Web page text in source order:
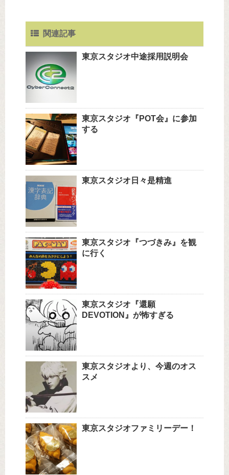
関連記事
東京スタジオ中途採用説明会
東京スタジオ『POT会』に参加
する
東京スタジオ日々是精進
東京スタジオ『つづきみ』を観
に行く
東京スタジオ『還願
DEVOTION』が怖すぎる
東京スタジオより、今週のオス
スメ
東京スタジオファミリーデー！